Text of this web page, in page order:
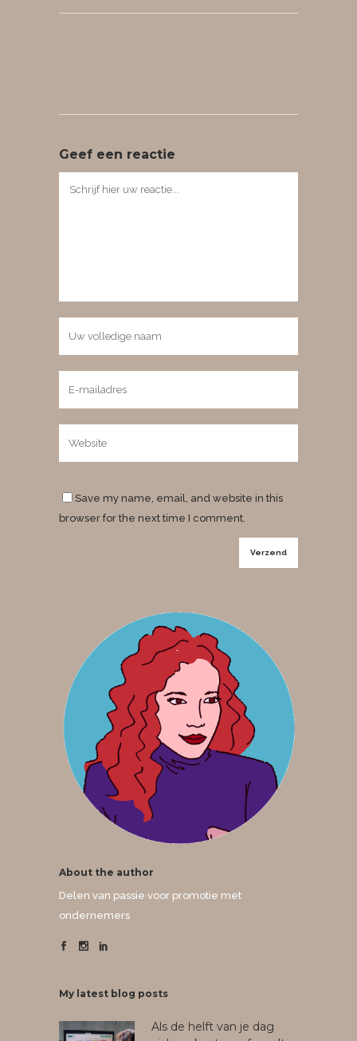
Geef een reactie
Save my name, email, and website in this
browser for the next time I comment.
About the author
Delen van passie voor promotie met
ondernemers
My latest blog posts
Als de helft van je dag